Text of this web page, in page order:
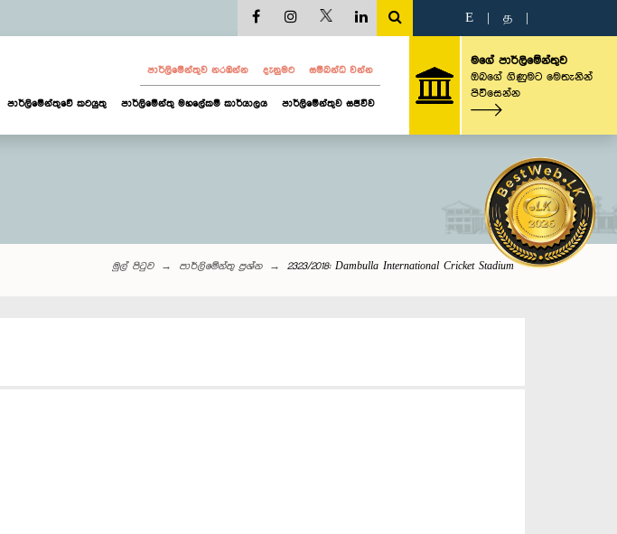
E த
පාර්ලි‌මේන්තුව නරඹන්න දැනුමට සම්බන්ධ වන්න
පාර්ලිමේන්තුවේ කටයුතු පාර්ලිමේන්තු මහලේකම් කාර්යාලය පාර්ලිමේන්තුව සජීවීව
මගේ පාර්ලිමේන්තුව
ඔබගේ ගිණුමට මෙතැනින්
පිවිසෙන්න
මුල් පිටුව පාර්ලි‌මේන්තු‌ ප්‍රශ්න 2323/2018: Dambulla International Cricket Stadium